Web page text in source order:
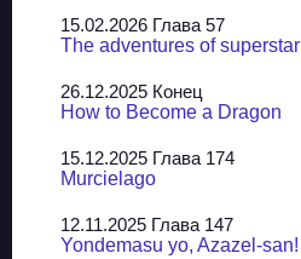
15.02.2026 Глава 57
The adventures of superstar
26.12.2025 Конец
How to Become a Dragon
15.12.2025 Глава 174
Murcielago
12.11.2025 Глава 147
Yondemasu yo, Azazel-san!